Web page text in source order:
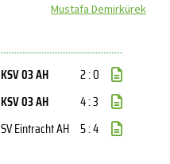
Mustafa Demirkürek
KSV 03 AH
2 : 0
KSV 03 AH
4 : 3
SV Eintracht AH 5 : 4